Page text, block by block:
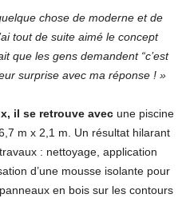
chose de moderne et de
tout de suite aimé le concept
que les gens demandent “c’est
surprise avec ma réponse ! »
il se retrouve avec une piscine
m x 2,1 m. Un résultat hilarant
: nettoyage, application
d’une mousse isolante pour
en bois sur les contours